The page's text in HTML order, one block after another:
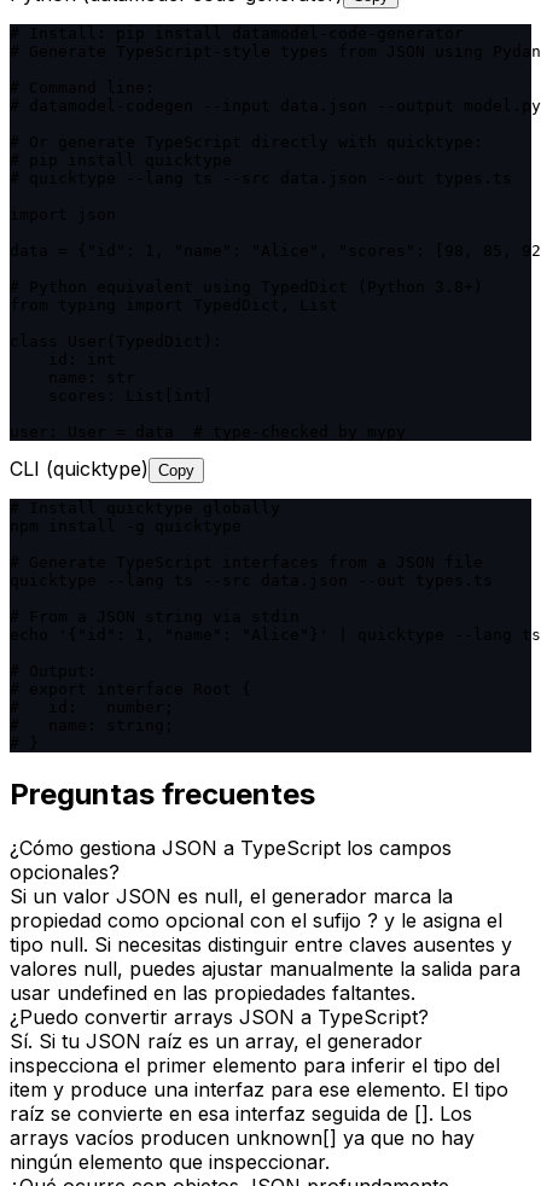
# Generate TypeScript-style types from JSON using
# datamodel-codegen --input data.json --output model.py
data = {"id": 1, "name": "Alice", "scores": [98, 85,
CLI (quicktype) Copy
echo '{"id": 1, "name": "Alice"}' | quicktype --lang ts
Preguntas frecuentes
¿Cómo gestiona JSON a TypeScript los campos
opcionales?
Si un valor JSON es null, el generador marca la
propiedad como opcional con el sufijo ? y le asigna el
tipo null. Si necesitas distinguir entre claves ausentes y
valores null, puedes ajustar manualmente la salida para
usar undefined en las propiedades faltantes.
¿Puedo convertir arrays JSON a TypeScript?
Sí. Si tu JSON raíz es un array, el generador
inspecciona el primer elemento para inferir el tipo del
item y produce una interfaz para ese elemento. El tipo
raíz se convierte en esa interfaz seguida de []. Los
arrays vacíos producen unknown[] ya que no hay
ningún elemento que inspeccionar.